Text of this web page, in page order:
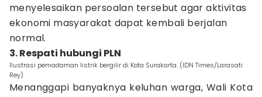
menyelesaikan persoalan tersebut agar aktivitas
ekonomi masyarakat dapat kembali berjalan
normal.
3. Respati hubungi PLN
Ilustrasi pemadaman listrik bergilir di Kota Surakarta. (IDN Times/Larasati
Rey)
Menanggapi banyaknya keluhan warga, Wali Kota